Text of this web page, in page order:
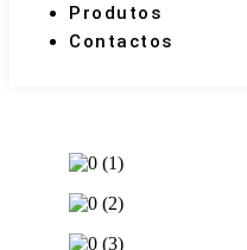
Produtos
Contactos